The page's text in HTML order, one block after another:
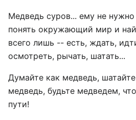
Медведь суров... ему не
понять окружающий мир и
всего лишь -- есть, ждать,
осмотреть, рычать, шатать...
Думайте как медведь,
медведь, будьте медведем,
пути!